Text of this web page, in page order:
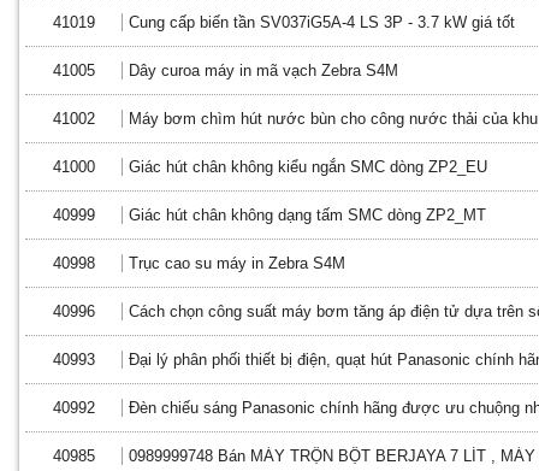
41019 Cung cấp biến tần SV037iG5A-4 LS 3P - 3.7 kW giá tốt
41005 Dây curoa máy in mã vạch Zebra S4M
41002 Máy bơm chìm hút nước bùn cho công nước thải của
41000 Giác hút chân không kiểu ngắn SMC dòng ZP2_EU
40999 Giác hút chân không dạng tấm SMC dòng ZP2_MT
40998 Trục cao su máy in Zebra S4M
40996 Cách chọn công suất máy bơm tăng áp điện tử dựa trên
40993 Đại lý phân phối thiết bị điện, quạt hút Panasonic chính
40992 Đèn chiếu sáng Panasonic chính hãng được ưu chuộng
40985 0989999748 Bán MÁY TRỘN BỘT BERJAYA 7 LÍT ,